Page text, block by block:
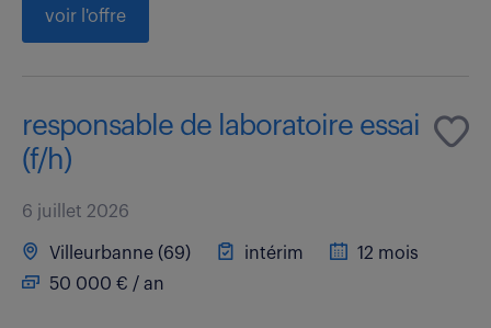
voir l'offre
responsable de laboratoire essai
(f/h)
6 juillet 2026
Villeurbanne (69) intérim
12 mois
50 000 € / an